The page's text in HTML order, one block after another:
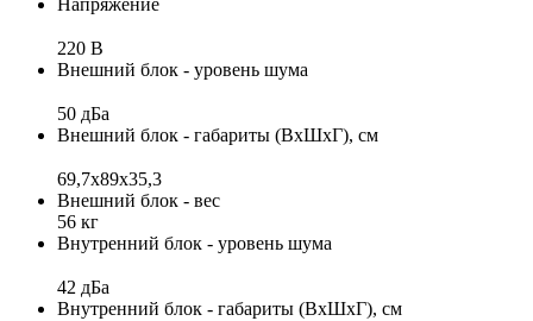
Напряжение
220 В
Внешний блок - уровень шума
50 дБа
Внешний блок - габариты (ВхШхГ), см
69,7x89x35,3
Внешний блок - вес
56 кг
Внутренний блок - уровень шума
42 дБа
Внутренний блок - габариты (ВхШхГ), см